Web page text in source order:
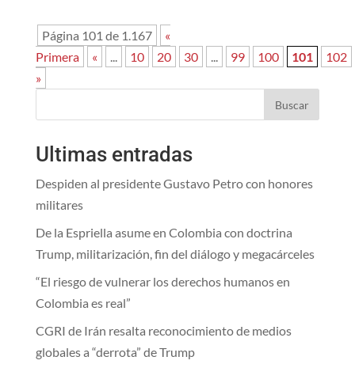
Página 101 de 1.167
«
Primera
« ... 10 20 30 ... 99 100 101
102
»
Buscar
Ultimas entradas
Despiden al presidente Gustavo Petro con honores
militares
De la Espriella asume en Colombia con doctrina
Trump, militarización, fin del diálogo y megacárceles
“El riesgo de vulnerar los derechos humanos en
Colombia es real”
CGRI de Irán resalta reconocimiento de medios
globales a “derrota” de Trump